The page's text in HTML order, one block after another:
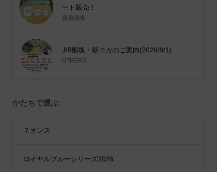
ート販売！
新着情報
JIB船坂・朝ヨガのご案内(2026/8/1)
OTHERS
かたちで選ぶ
７オンス
ロイヤルブルーシリーズ2026